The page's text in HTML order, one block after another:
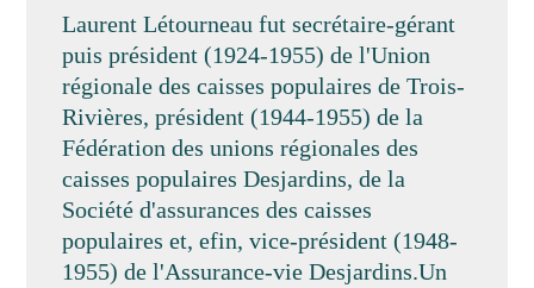
Laurent Létourneau fut secrétaire-gérant
puis président (1924-1955) de l'Union
régionale des caisses populaires de Trois-
Rivières, président (1944-1955) de la
Fédération des unions régionales des
caisses populaires Desjardins, de la
Société d'assurances des caisses
populaires et, efin, vice-président (1948-
1955) de l'Assurance-vie Desjardins.Un